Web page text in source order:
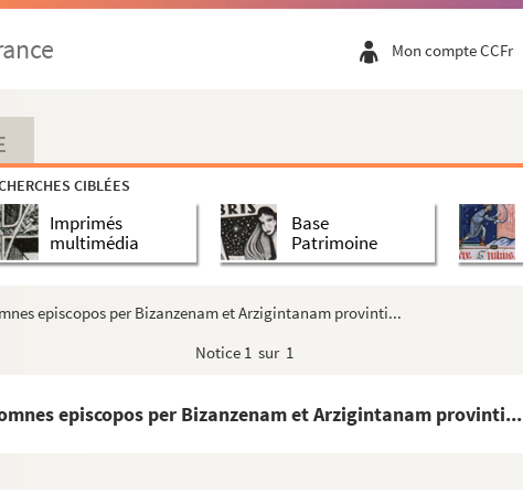
Mon compte CCFr
CIBLÉES
Imprimés
multimédia
Base
Patrimoine
episcopos per Bizanzenam et Arzigintanam provinti...
Notice 1 sur 1
episcopos per Bizanzenam et Arzigintanam provinti...